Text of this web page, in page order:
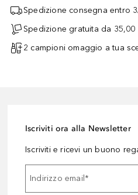
Spedizione consegna entro
Spedizione gratuita da 35,00
2 campioni omaggio a tua
Iscriviti ora alla Newsletter
Iscriviti e ricevi un buono
Indirizzo email*